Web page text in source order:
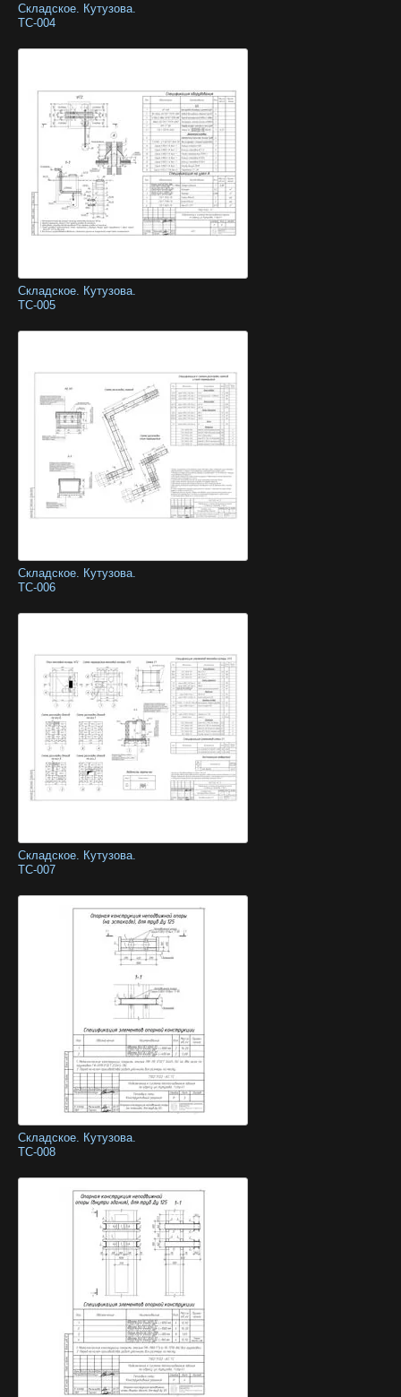
Складское. Кутузова.
ТС-004
Складское. Кутузова.
ТС-005
Складское. Кутузова.
ТС-006
Складское. Кутузова.
ТС-007
Складское. Кутузова.
ТС-008